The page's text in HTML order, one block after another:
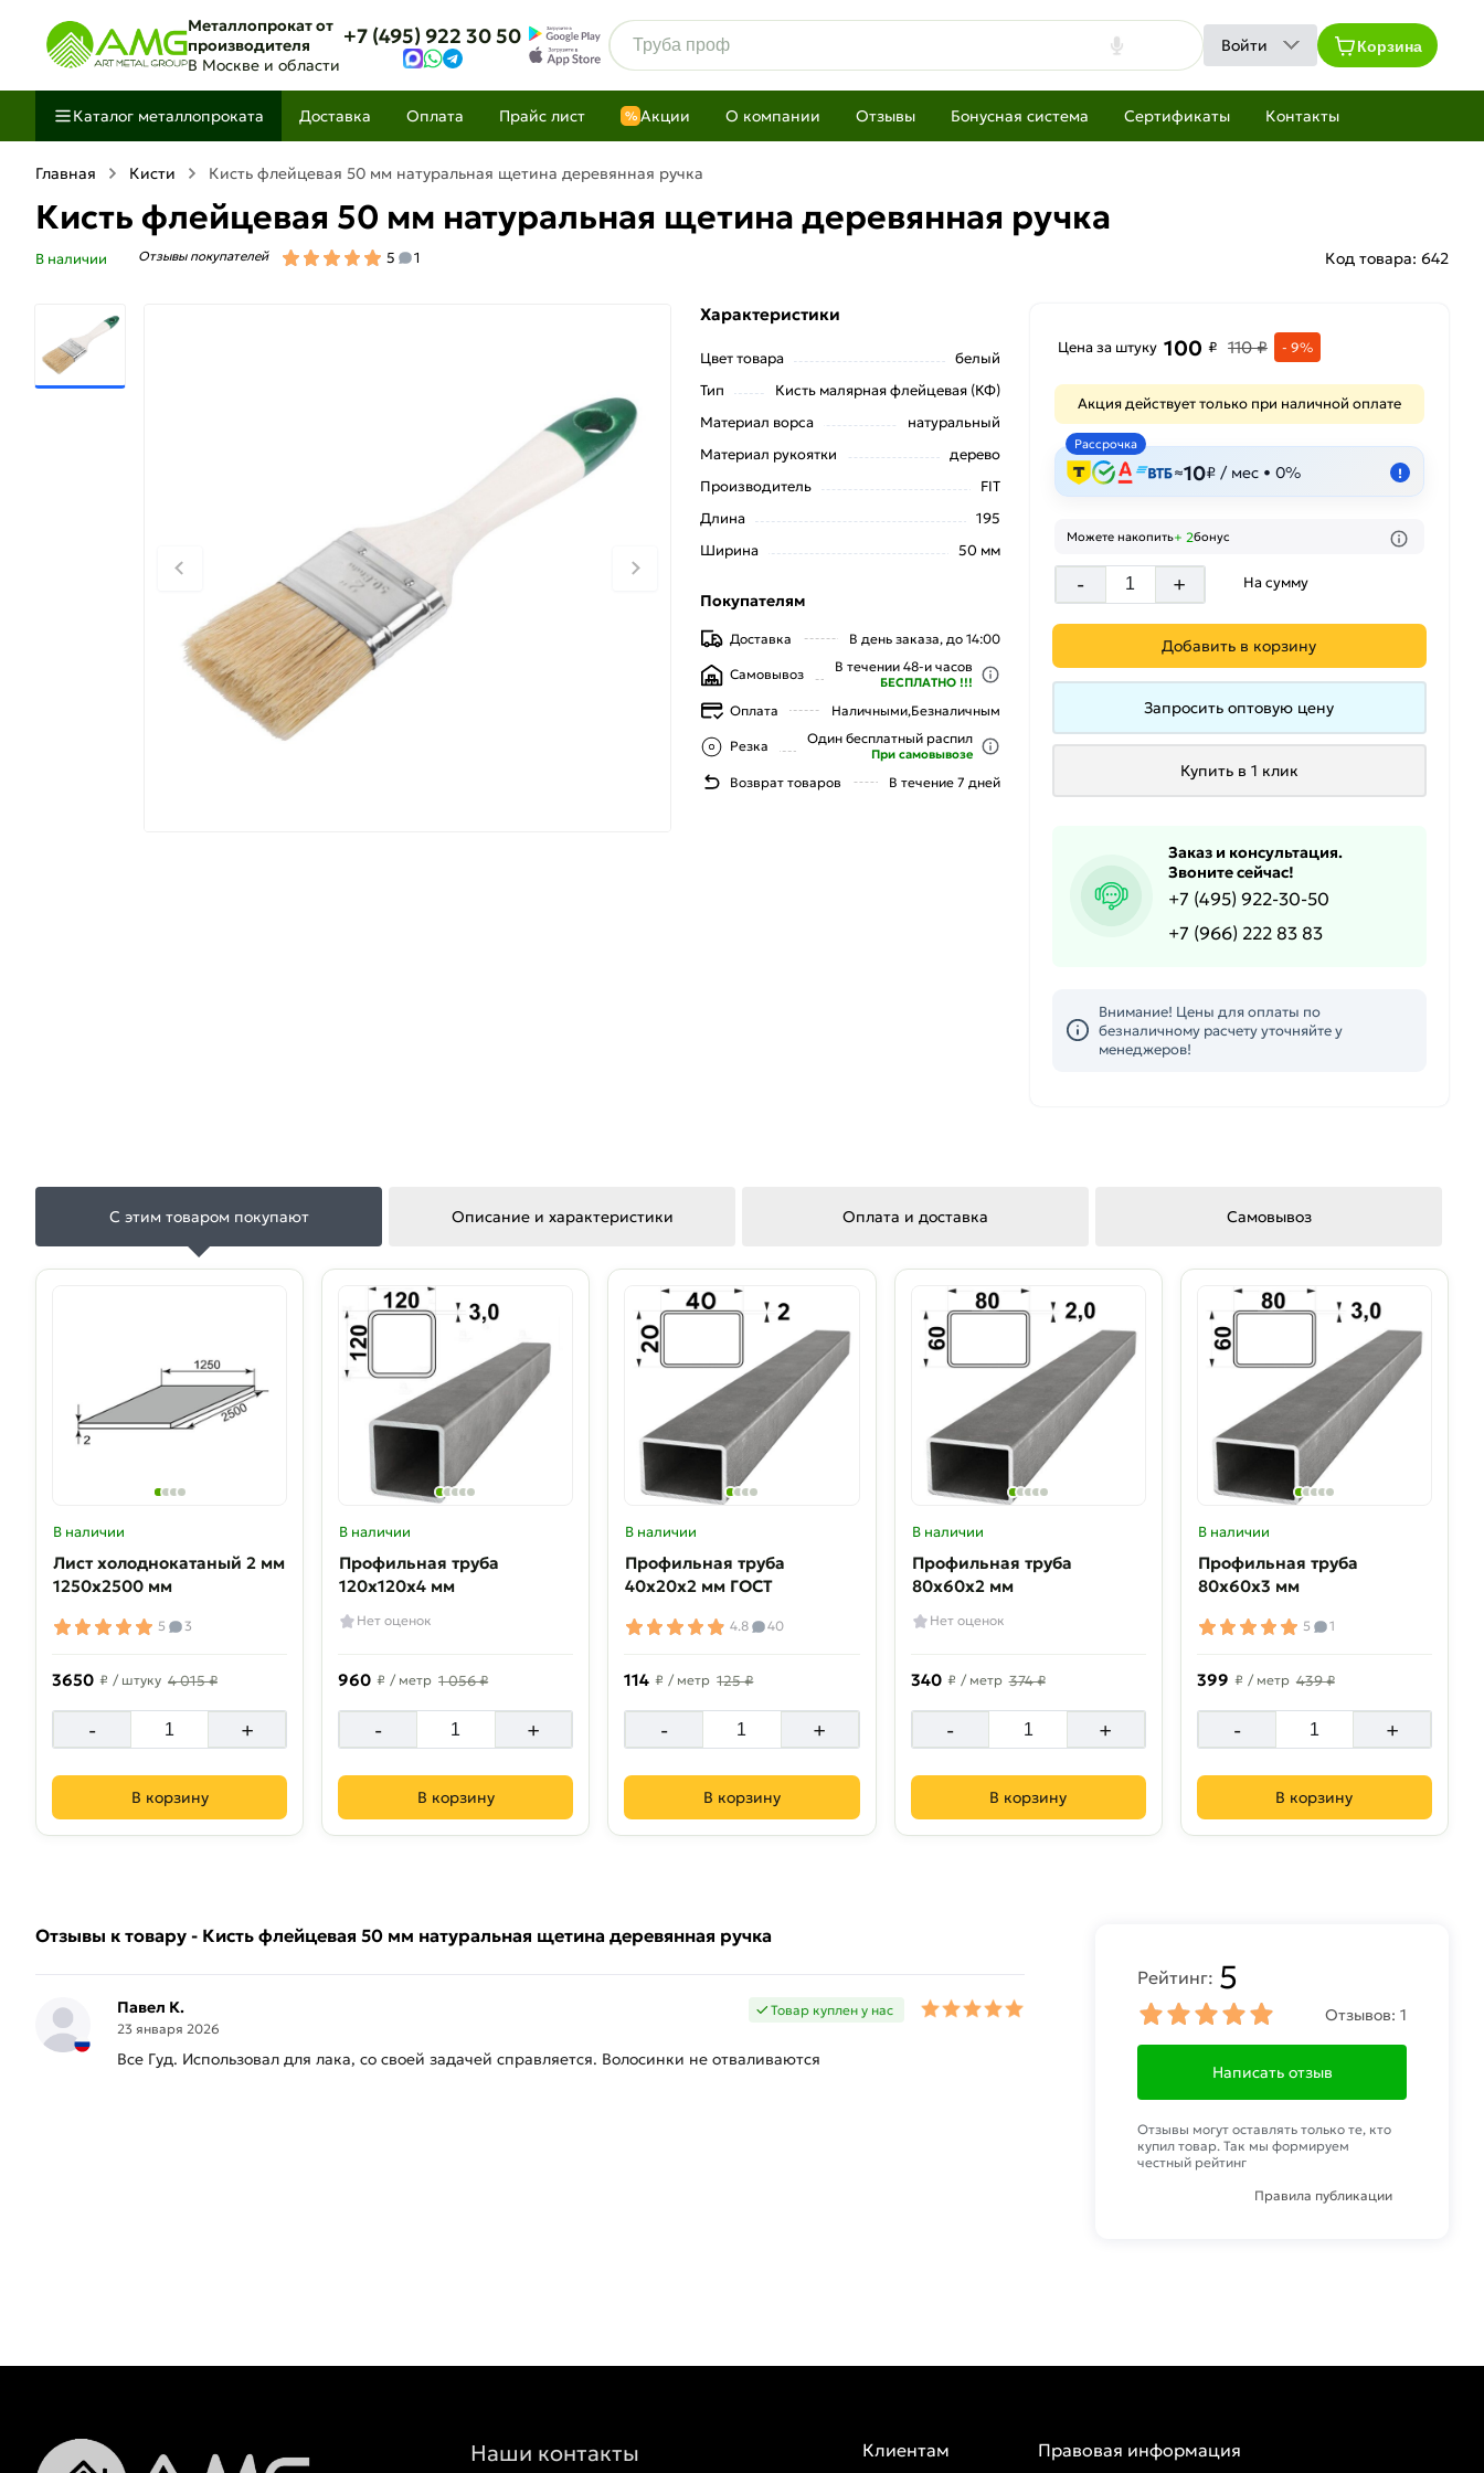
Металлопрокат от
производителя
В Москве и области
+7 (495) 922 30 50 Войти Корзина
Каталог металлопроката Доставка Оплата Прайс лист % Акции О компании Отзывы Бонусная система Сертификаты Контакты
Главная Кисти Кисть флейцевая 50 мм натуральная щетина деревянная ручка
Кисть флейцевая 50 мм натуральная щетина деревянная ручка
В наличии Отзывы покупателей 5 1 Код товара: 642
Цена за штуку 100 ₽ 110 ₽ - 9%
Акция действует только при наличной оплате
Рассрочка
≈10₽ / мес • 0% !
Можете накопить+ 2бонус
- + На сумму
Добавить в корзину
Запросить оптовую цену
Купить в 1 клик
Заказ и консультация.
Звоните сейчас!
+7 (495) 922-30-50
+7 (966) 222 83 83
Внимание! Цены для оплаты по
безналичному расчету уточняйте у
менеджеров!
Характеристики
Цвет товара
белый
Тип
Кисть малярная флейцевая (КФ)
Материал ворса
натуральный
Материал рукоятки
дерево
Производитель
FIT
Длина
195
Ширина
50 мм
Покупателям
Доставка В день заказа, до 14:00
Самовывоз В течении 48-и часов
БЕСПЛАТНО !!!
Оплата Наличными,Безналичным
Резка Один бесплатный распил
При самовывозе
Возврат товаров В течение 7 дней
С этим товаром покупают Описание и характеристики Оплата и доставка Самовывоз
В наличии
Лист холоднокатаный 2 мм
1250х2500 мм
5 3
3650 ₽ / штуку 4 015 ₽
- +
В корзину
В наличии
Профильная труба
120х120х4 мм
Нет оценок
960 ₽ / метр 1 056 ₽
- +
В корзину
В наличии
Профильная труба
40х20х2 мм ГОСТ
4.8 40
114 ₽ / метр 125 ₽
- +
В корзину
В наличии
Профильная труба
80х60х2 мм
Нет оценок
340 ₽ / метр 374 ₽
- +
В корзину
В наличии
Профильная труба
80х60х3 мм
5 1
399 ₽ / метр 439 ₽
- +
В корзину
Отзывы к товару - Кисть флейцевая 50 мм натуральная щетина деревянная ручка
Павел К.
23 января 2026
Товар куплен у нас
Все Гуд. Использовал для лака, со своей задачей справляется. Волосинки не отваливаются
Рейтинг: 5
Отзывов: 1
Написать отзыв
Отзывы могут оставлять только те, кто
купил товар. Так мы формируем
честный рейтинг
Правила публикации
Наши контакты Клиентам Правовая информация